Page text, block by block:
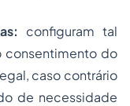
configuram tal
consentimento do
caso contrário
de necessidade